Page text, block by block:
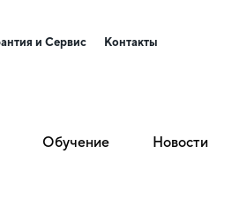
и Сервис Контакты
Обучение Новости